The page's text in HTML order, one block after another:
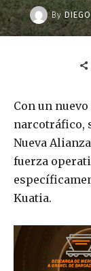
By
Con un
narcotráfico,
Nueva
fuerza
Kuatia.